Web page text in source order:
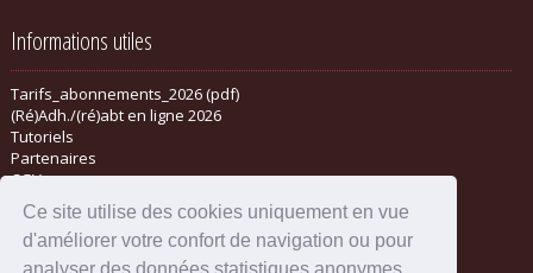
Ce site utilise des cookies uniquement en vue
d'améliorer votre confort de navigation ou pour
analyser des données statistiques anonymes.
Informations utiles
Tarifs_abonnements_2026 (pdf)
(Ré)Adh./(ré)abt en ligne 2026
Tutoriels
Partenaires
CGV